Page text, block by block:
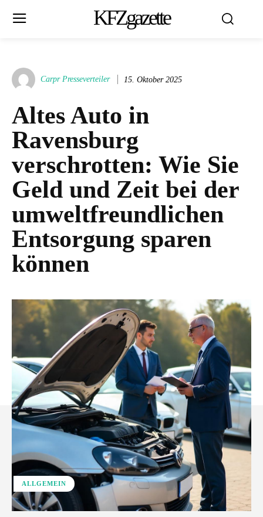
KFZgazette
Carpr Presseverteiler 15. Oktober 2025
Altes Auto in
Ravensburg
verschrotten: Wie Sie
Geld und Zeit bei der
umweltfreundlichen
Entsorgung sparen
können
ALLGEMEIN